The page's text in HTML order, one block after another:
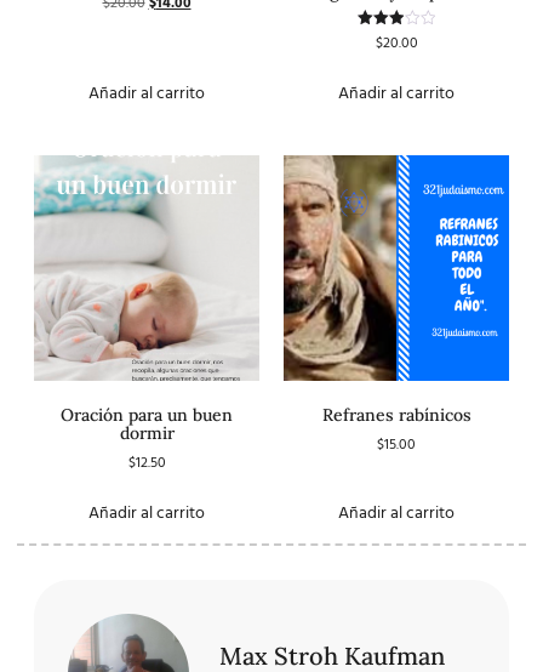
Añadir al carrito
Valorado
con
$20.00
Añadir al carrito
Oración para un buen
dormir
$12.50
Añadir al carrito
Refranes rabínicos
$15.00
Añadir al carrito
Max Stroh Kaufman